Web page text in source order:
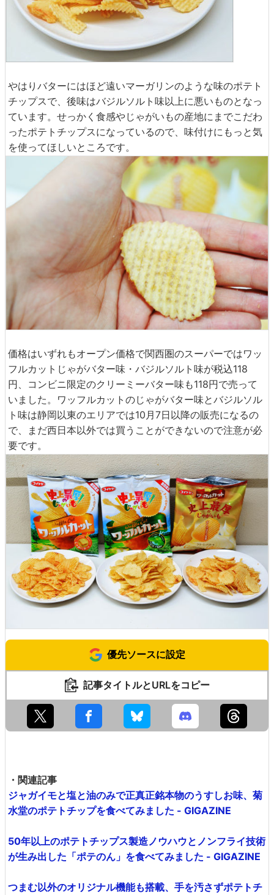
やはりバターにはほど遠いマーガリンのような味のポテト
チップスで、後味はバジルソルト味以上に悪いものとなっ
ています。せっかく食感やじゃがいもの産地にまでこだわ
ったポテトチップスになっているので、味付けにもっと気
を使ってほしいところです。
価格はいずれもオープン価格で関西圏のスーパーではワッ
フルカットじゃがバター味・バジルソルト味が税込118
円、コンビニ限定のクリーミーバター味も118円で売って
いました。ワッフルカットのじゃがバター味とバジルソル
ト味は静岡以東のエリアでは10月7日以降の販売になるの
で、まだ西日本以外では買うことができないので注意が必
要です。
優先ソースに設定
記事タイトルとURLをコピー
・関連記事
ジャガイモと塩と油のみで正真正銘本物のうすしお味、菊
水堂のポテトチップを食べてみました - GIGAZINE
50年以上のポテトチップス製造ノウハウとノンフライ技術
が生み出した「ポテのん」を食べてみました - GIGAZINE
つまむ以外のオリジナル機能も搭載、手を汚さずポテトチ